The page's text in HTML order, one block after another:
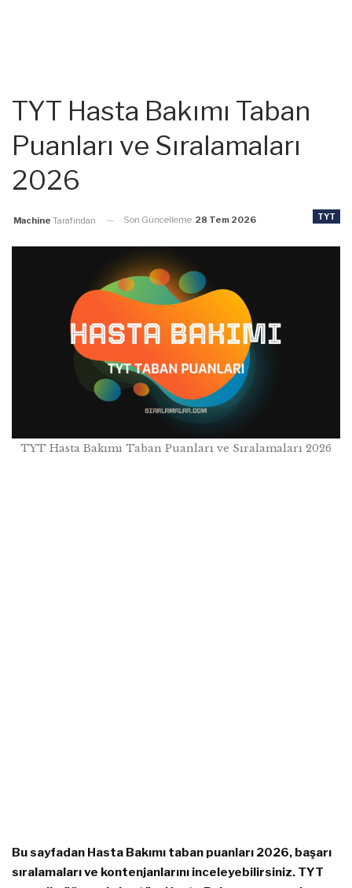
TYT Hasta Bakımı Taban
Puanları ve Sıralamaları
2026
TYT
Machine Tarafından Son Güncelleme 28 Tem 2026
TYT Hasta Bakımı Taban Puanları ve Sıralamaları 2026
Bu sayfadan Hasta Bakımı taban puanları 2026, başarı
sıralamaları ve kontenjanlarını inceleyebilirsiniz. TYT